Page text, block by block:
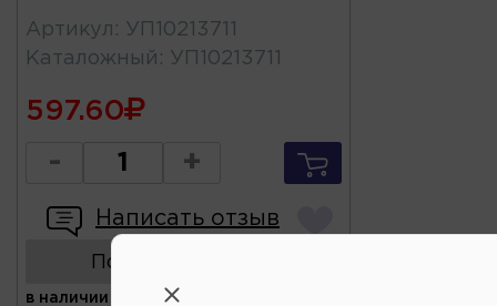
Артикул : УП10213711
Каталожный : УП10213711
597.60
- +
Написать отзыв
Показать аналоги
в наличии (ул.Коммунальная 43,